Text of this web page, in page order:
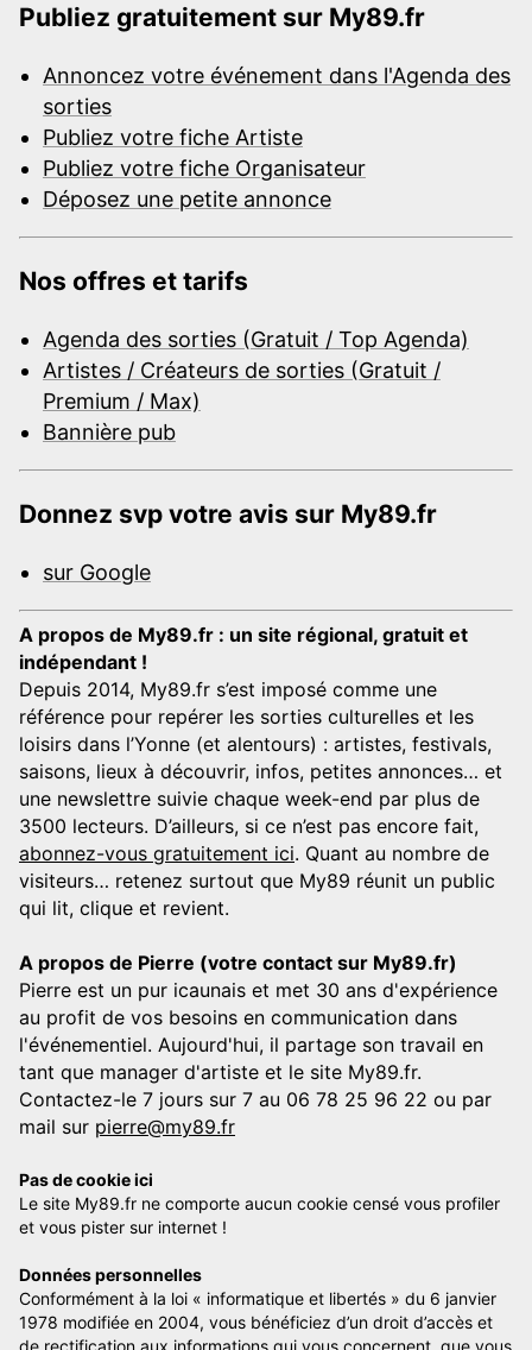
Publiez gratuitement sur My89.fr
Annoncez votre événement dans l'Agenda des
sorties
Publiez votre fiche Artiste
Publiez votre fiche Organisateur
Déposez une petite annonce
Nos offres et tarifs
Agenda des sorties (Gratuit / Top Agenda)
Artistes / Créateurs de sorties (Gratuit /
Premium / Max)
Bannière pub
Donnez svp votre avis sur My89.fr
sur Google
A propos de My89.fr : un site régional, gratuit et
indépendant !
Depuis 2014, My89.fr s’est imposé comme une
référence pour repérer les sorties culturelles et les
loisirs dans l’Yonne (et alentours) : artistes, festivals,
saisons, lieux à découvrir, infos, petites annonces… et
une newslettre suivie chaque week-end par plus de
3500 lecteurs. D’ailleurs, si ce n’est pas encore fait,
abonnez-vous gratuitement ici. Quant au nombre de
visiteurs… retenez surtout que My89 réunit un public
qui lit, clique et revient.
A propos de Pierre (votre contact sur My89.fr)
Pierre est un pur icaunais et met 30 ans d'expérience
au profit de vos besoins en communication dans
l'événementiel. Aujourd'hui, il partage son travail en
tant que manager d'artiste et le site My89.fr.
Contactez-le 7 jours sur 7 au 06 78 25 96 22 ou par
mail sur pierre@my89.fr
Pas de cookie ici
Le site My89.fr ne comporte aucun cookie censé vous profiler
et vous pister sur internet !
Données personnelles
Conformément à la loi « informatique et libertés » du 6 janvier
1978 modifiée en 2004, vous bénéficiez d’un droit d’accès et
de rectification aux informations qui vous concernent, que vous